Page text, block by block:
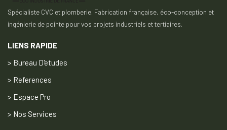
Spécialiste CVC et plomberie. Fabrication française, éco-conception et
ingénierie de pointe pour vos projets industriels et tertiaires.
LIENS RAPIDE
> Bureau D'etudes
> References
> Espace Pro
> Nos Services